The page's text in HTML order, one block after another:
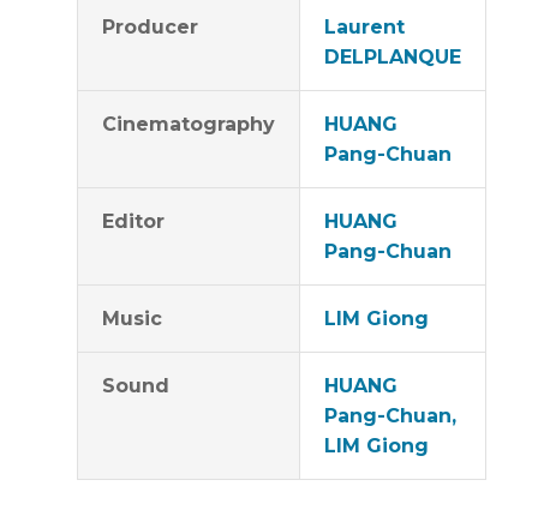
Producer
Laurent
DELPLANQUE
Cinematography
HUANG
Pang-Chuan
Editor
HUANG
Pang-Chuan
Music LIM Giong
Sound
HUANG
Pang-Chuan,
LIM Giong